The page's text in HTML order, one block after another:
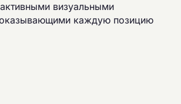
визуальными
каждую позицию